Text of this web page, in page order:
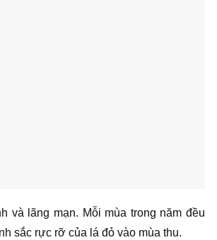
và lãng mạn. Mỗi mùa trong năm đều
sắc rực rỡ của lá đỏ vào mùa thu.